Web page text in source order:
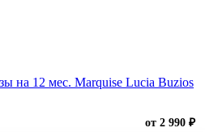
на 12 мес. Marquise Lucia Buzios
от 2 990 ₽